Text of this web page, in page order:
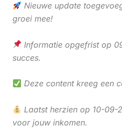
Nieuwe update
groei mee!
Informatie opgefrist op
succes.
Deze content kreeg een
Laatst herzien op 10-09-
voor jouw inkomen.